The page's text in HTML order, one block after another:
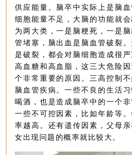
供应能量。脑卒中实际上是脑
细胞能量不足，大脑的功能就
为两大类，一是脑梗死，一是
管堵塞，脑出血是脑血管破裂
是破裂，都会对脑细胞造成很严
高血糖和高血脂，这三大危险
个非常重要的原因。三高控制
脑血管疾病。一些不良的生活习
喝酒，也是造成脑卒中的一个
一些不可控因素，比如年龄等
率越高。还有遗传因素，父母
女出现问题的概率就比较大。